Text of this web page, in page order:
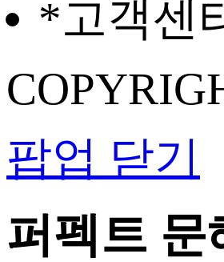
*고객센
팝업 닫기
퍼펙트 문